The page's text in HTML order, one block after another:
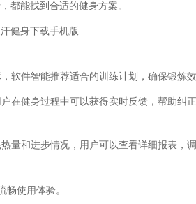
都能找到合适的健身方案。
软件智能推荐适合的训练计划，确保锻炼效
在健身过程中可以获得实时反馈，帮助纠
量和进步情况，用户可以查看详细报表，调
畅使用体验。